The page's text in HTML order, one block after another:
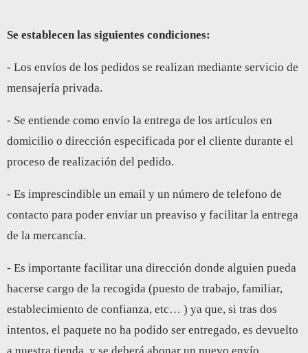
Se establecen las siguientes condiciones:
- Los envíos de los pedidos se realizan mediante servicio de
mensajería privada.
- Se entiende como envío la entrega de los artículos en
domicilio o dirección especificada por el cliente durante el
proceso de realización del pedido.
- Es imprescindible un email y un número de telefono de
contacto para poder enviar un preaviso y facilitar la entrega
de la mercancía.
- Es importante facilitar una dirección donde alguien pueda
hacerse cargo de la recogida (puesto de trabajo, familiar,
establecimiento de confianza, etc… ) ya que, si tras dos
intentos, el paquete no ha podido ser entregado, es devuelto